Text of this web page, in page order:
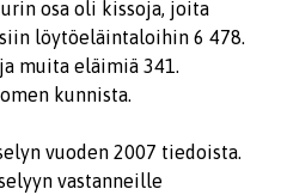
osa oli kissoja, joita
löytöeläintaloihin 6 478.
muita eläimiä 341.
kunnista.
vuoden 2007 tiedoista.
vastanneille